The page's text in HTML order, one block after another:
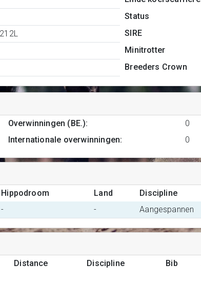
Status
SIRE
Minitrotter
Breeders Crown
Overwinningen (BE.):
0
Internationale overwinningen: 0
Hippodroom Land Discipline
- - Aangespannen
Distance Discipline Bib